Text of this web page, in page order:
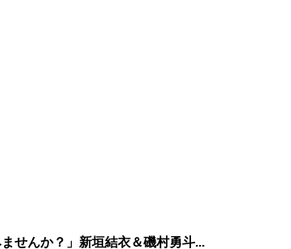
せんか？」新垣結衣＆磯村勇斗...